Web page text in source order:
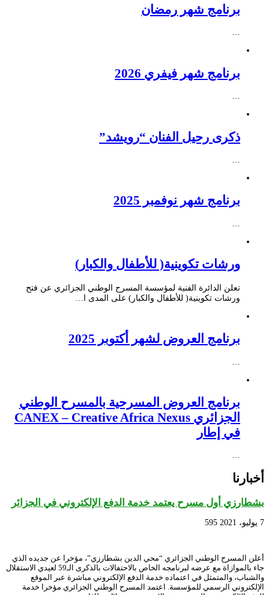
برنامج شهر رمضان
…
برنامج شهر فيفري 2026
…
ذكرى رحيل الفنان “رويشد”
…
برنامج شهر نوفمبر 2025
ورشات تكوينية( للأطفال والكبار)
تعلن الدائرة الفنية لمؤسسة المسرح الوطني الجزائري عن فتح
ورشات تكوينية( للأطفال والكبار) على المدى ا…
برنامج العروض لشهر أكتوبر 2025
برنامج العروض المسرحية بالمسرح الوطني
الجزائري CANEX – Creative Africa Nexus
في إطار
…
أخبارنا
بشطارزي أول مسرح يعتمد خدمة الدفع الإلكتروني في الجزائر
7 يوليو، 2021 595
أعلن المسرح الوطني الجزائري “محي الدين بشطارزي”، مؤخرا عن جديده الذي
جاء بالموازاة مع عرضه لبرنامجه الخاص بالاحتفالات بالذكرى الـ59 لعيدي الاستقلال
والشباب، والمتمثل في اعتماده خدمة الدفع الإلكتروني مباشرة عبر الموقع
الإلكتروني الرسمي للمؤسسة. اعتمد المسرح الوطني الجزائري مؤخرا خدمة